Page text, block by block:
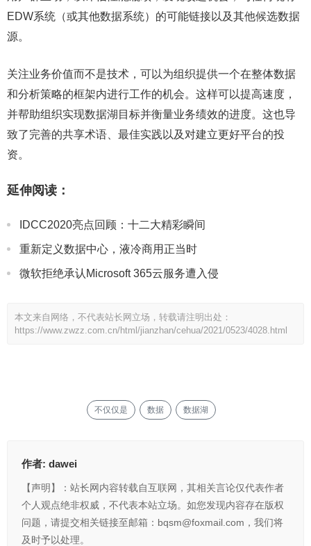
EDW系统（或其他数据系统）的可能链接以及其他候选数据
源。
关注业务价值而不是技术，可以为组织提供一个在整体数据
和分析策略的框架内进行工作的机会。这样可以提高速度，
并帮助组织实现数据湖目标并衡量业务绩效的进度。这也导
致了完善的共享术语、最佳实践以及对建立更好平台的投
资。
延伸阅读：
IDCC2020亮点回顾：十二大精彩瞬间
重新定义数据中心，液冷商用正当时
微软拒绝承认Microsoft 365云服务遭入侵
本文来自网络，不代表站长网立场，转载请注明出处：
https://www.zwzz.com.cn/html/jianzhan/cehua/2021/0523/4028.html
不仅仅是 数据 数据湖
作者: dawei
【声明】：站长网内容转载自互联网，其相关言论仅代表作者
个人观点绝非权威，不代表本站立场。如您发现内容存在版权
问题，请提交相关链接至邮箱：bqsm@foxmail.com，我们将
及时予以处理。